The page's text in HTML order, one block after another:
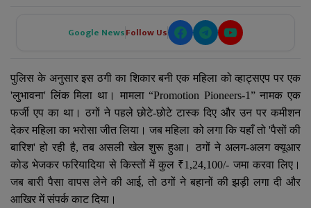
Google NewsFollow Us
पुलिस के अनुसार इस ठगी का शिकार बनी एक महिला को व्हाट्सएप पर एक
'लुभावना' लिंक मिला था। मामला“Promotion Pioneers-1”नामक एक
फर्जी एप का था। ठगों ने पहले छोटे-छोटे टास्क दिए और उन पर कमीशन
देकर महिला का भरोसा जीत लिया। जब महिला को लगा कि यहाँ तो 'पैसों की
बारिश'हो रही है, तब असली खेल शुरू हुआ। ठगों ने अलग-अलग क्यूआर
कोड भेजकर फरियादिया से किस्तों में कुल ₹1,24,100/- जमा करवा लिए।
जब बारी पैसा वापस लेने की आई,तो ठगों ने बहानों की झड़ी लगा दी और
आखिर में संपर्क काट दिया।